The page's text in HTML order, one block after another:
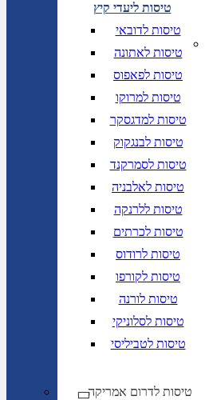
טיסות ליעדי קיץ
טיסות לדובאי
טיסות לאתונה
טיסות לפאפוס
טיסות למרוקו
טיסות למדגסקר
טיסות לבנגקוק
טיסות לסמרקנד
טיסות לאלבניה
טיסות ללרנקה
טיסות לכרתים
טיסות לרודוס
טיסות לקורפו
טיסות לורנה
טיסות לסלוניקי
טיסות לטביליסי
טיסות לדרום אמריקה